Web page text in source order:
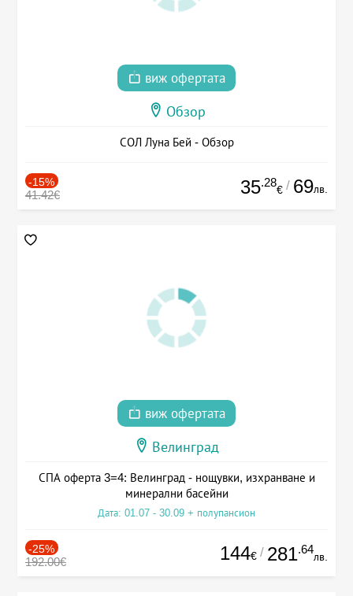
виж офертата
Обзор
СОЛ Луна Бей - Обзор
-15%
41.42€ 35.28
€ / 69лв.
виж офертата
Велинград
СПА оферта 3=4: Велинград - нощувки, изхранване и
минерални басейни
Дата: 01.07 - 30.09 + полупансион
-25%
192.00€ 144€ / 281.64
лв.